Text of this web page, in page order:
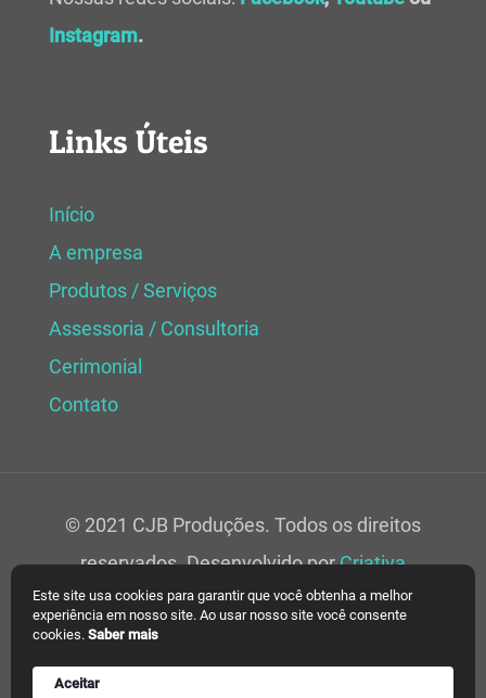
Este site usa cookies para garantir que você obtenha a melhor
experiência em nosso site. Ao usar nosso site você consente
cookies. Saber mais
Aceitar
Instagram.
Links Úteis
Início
A empresa
Produtos / Serviços
Assessoria / Consultoria
Cerimonial
Contato
© 2021 CJB Produções. Todos os direitos
reservados. Desenvolvido porCriativa
Soluções Web.